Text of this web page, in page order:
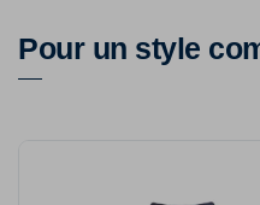
Pour un style